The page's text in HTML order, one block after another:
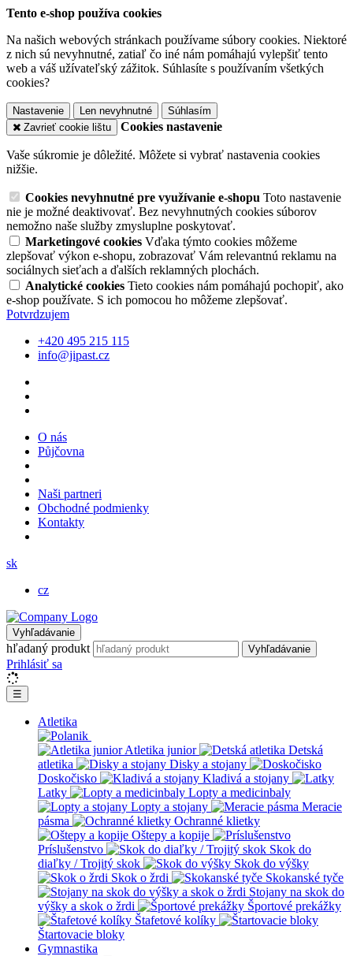
Tento e-shop používa cookies
Na našich webových stránkach používame súbory cookies. Niektoré
z nich sú nevyhnutné, zatiaľ čo iné nám pomáhajú vylepšiť tento
web a váš užívateľský zážitok. Súhlasíte s používaním všetkých
cookies?
Nastavenie Len nevyhnutné
Súhlasím
Zavrieť cookie lištu
Cookies nastavenie
Vaše súkromie je dôležité. Môžete si vybrať nastavenia cookies
nižšie.
Cookies nevyhnutné pre využívanie e-shopu Toto nastavenie
nie je možné deaktivovať. Bez nevyhnutných cookies súborov
nemožno naše služby zmysluplne poskytovať.
Marketingové cookies Vďaka týmto cookies môžeme
zlepšovať výkon e-shopu, zobrazovať Vám relevantnú reklamu na
sociálnych sieťach a ďalších reklamných plochách.
Analytické cookies Tieto cookies nám pomáhajú pochopiť, ako
e-shop používate. S ich pomocou ho môžeme zlepšovať.
Potvrdzujem
+420 495 215 115
info@jipast.cz
O nás
Půjčovna
Naši partneri
Obchodné podmienky
Kontakty
sk
cz
Vyhľadávanie
hľadaný produkt Vyhľadávanie
Prihlásiť sa
☰
Atletika
Atletika junior
Detská
atletika
Disky a stojany
Doskočisko
Kladivá a stojany
Latky
Lopty a medicinbaly
Lopty a stojany
Meracie
pásma
Ochranné klietky
Oštepy a kopije
Príslušenstvo
Skok do
diaľky / Trojitý skok
Skok do výšky
Skok o žrdi
Skokanské tyče
Stojany na skok do
výšky a skok o žrdi
Športové prekážky
Štafetové kolíky
Štartovacie bloky
Gymnastika